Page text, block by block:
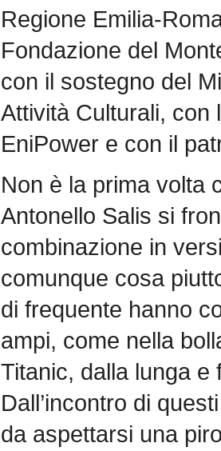
Regione Emilia-
Fondazione del
con il sostegno del
Attività Culturali, con
EniPower e con il
Non è la prima volta
Antonello Salis si
combinazione in
comunque cosa
di frequente hanno
ampi, come nella
Titanic, dalla lunga e
Dall’incontro di
da aspettarsi una